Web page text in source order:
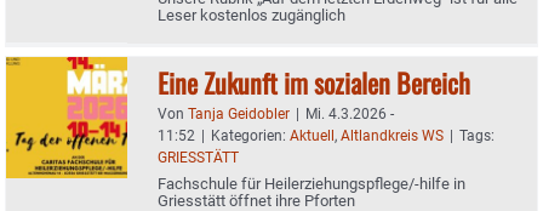
Leser kostenlos zugänglich
Eine Zukunft im sozialen Bereich
Von Tanja Geidobler | Mi. 4.3.2026 -
11:52 | Kategorien: Aktuell, Altlandkreis WS | Tags:
GRIESSTÄTT
Fachschule für Heilerziehungspflege/-hilfe in
Griesstätt öffnet ihre Pforten